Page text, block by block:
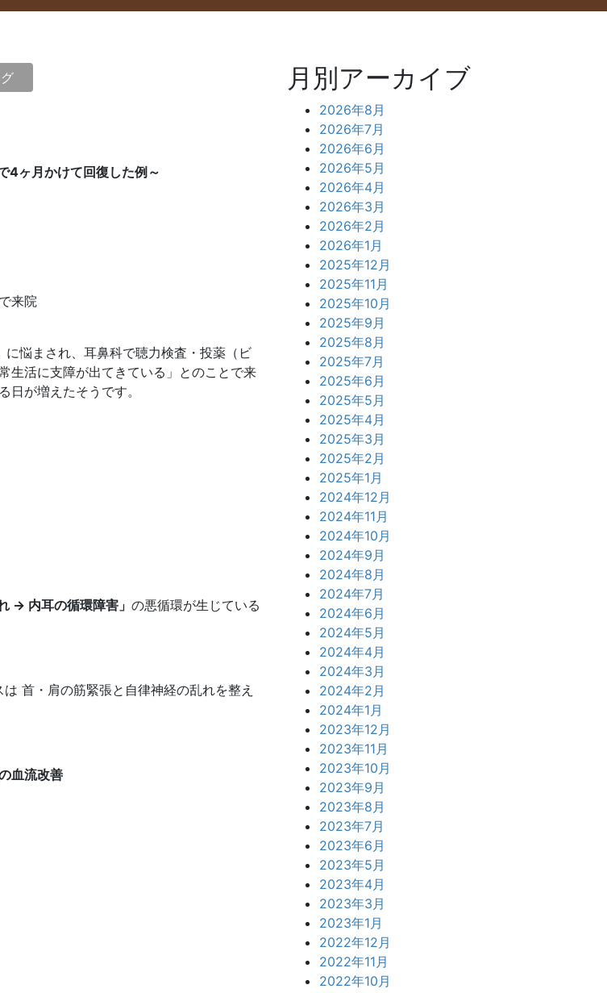
4ヶ月かけて回復した例～
来院
に悩まされ、耳鼻科で聴力検査・投薬（ビ
生活に支障が出てきている」とのことで来
が増えたそうです。
→ 内耳の循環障害」 の悪循環が生じている
首・肩の筋緊張と自律神経の乱れを整え
血流改善
月別アーカイブ
2026年8月
2026年7月
2026年6月
2026年5月
2026年4月
2026年3月
2026年2月
2026年1月
2025年12月
2025年11月
2025年10月
2025年9月
2025年8月
2025年7月
2025年6月
2025年5月
2025年4月
2025年3月
2025年2月
2025年1月
2024年12月
2024年11月
2024年10月
2024年9月
2024年8月
2024年7月
2024年6月
2024年5月
2024年4月
2024年3月
2024年2月
2024年1月
2023年12月
2023年11月
2023年10月
2023年9月
2023年8月
2023年7月
2023年6月
2023年5月
2023年4月
2023年3月
2023年1月
2022年12月
2022年11月
2022年10月